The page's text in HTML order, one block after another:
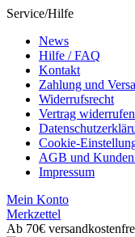
Service/Hilfe
News
Hilfe / FAQ
Kontakt
Zahlung und
Widerrufsrecht
Vertrag widerrufen
Cookie-
AGB und
Impressum
Mein Konto
Merkzettel
Ab 70€